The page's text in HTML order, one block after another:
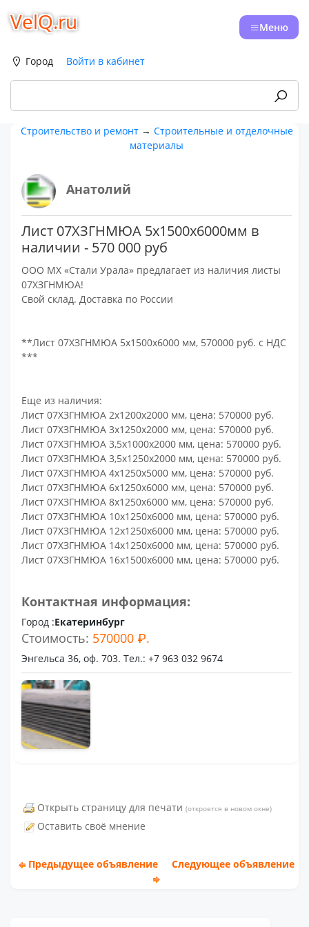
VelQ.ru Меню
Город Войти в кабинет
Строительство и ремонт→ Строительные и отделочные
материалы
Анатолий
Лист 07ХЗГНМЮА 5х1500х6000мм в
наличии - 570 000 руб
ООО МХ «Стали Урала» предлагает из наличия листы
07ХЗГНМЮА!
Свой склад. Доставка по России
**Лист 07ХЗГНМЮА 5х1500х6000 мм, 570000 руб. с НДС
***
Еще из наличия:
Лист 07ХЗГНМЮА 2х1200х2000 мм, цена: 570000 руб.
Лист 07ХЗГНМЮА 3х1250х2000 мм, цена: 570000 руб.
Лист 07ХЗГНМЮА 3,5х1000х2000 мм, цена: 570000 руб.
Лист 07ХЗГНМЮА 3,5х1250х2000 мм, цена: 570000 руб.
Лист 07ХЗГНМЮА 4х1250х5000 мм, цена: 570000 руб.
Лист 07ХЗГНМЮА 6х1250х6000 мм, цена: 570000 руб.
Лист 07ХЗГНМЮА 8х1250х6000 мм, цена: 570000 руб.
Лист 07ХЗГНМЮА 10х1250х6000 мм, цена: 570000 руб.
Лист 07ХЗГНМЮА 12х1250х6000 мм, цена: 570000 руб.
Лист 07ХЗГНМЮА 14х1250х6000 мм, цена: 570000 руб.
Лист 07ХЗГНМЮА 16х1500х6000 мм, цена: 570000 руб.
Контактная информация:
Город :Екатеринбург
Стоимость: 570000 ₽.
Энгельса 36, оф. 703. Тел.: +7 963 032 9674
Открыть страницу для печати (откроется в новом окне)
Оставить своё мнение
Предыдущее объявление Следующее объявление